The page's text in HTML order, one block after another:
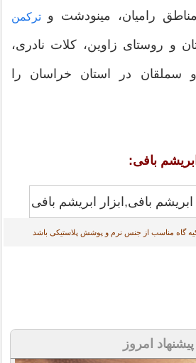
مناطق رامیان، مینودشت وترکمن
و روستای زاوین، کلات نادری،
و سملقان در استان خراسان را
بافی:
تکیه گاه مناسب از جنس نرم و پوشش پلاستیکی باشد
پیشنهاد امروز